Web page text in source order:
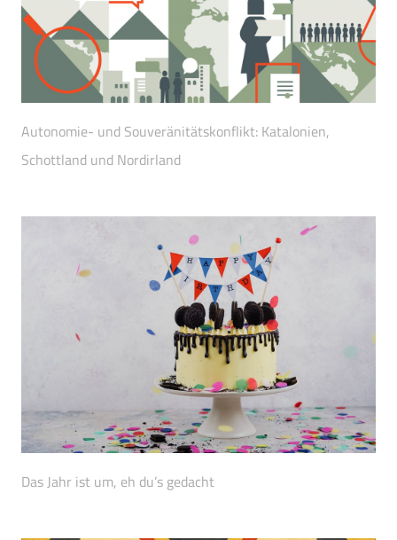
Autonomie- und Souveränitätskonflikt: Katalonien,
Schottland und Nordirland
Das Jahr ist um, eh du’s gedacht